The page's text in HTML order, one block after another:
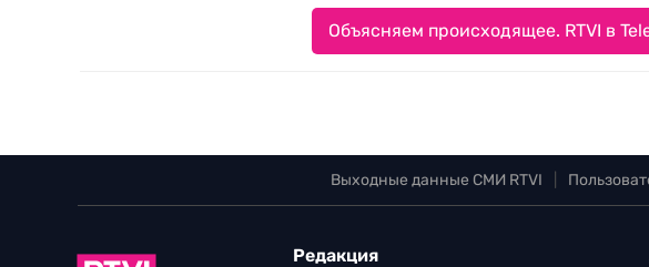
Объясняем происходящее. RTVI в
Выходные данные СМИ RTVI
Редакция